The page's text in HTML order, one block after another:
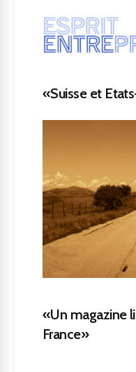
«Suisse et
«Un magazine
France»